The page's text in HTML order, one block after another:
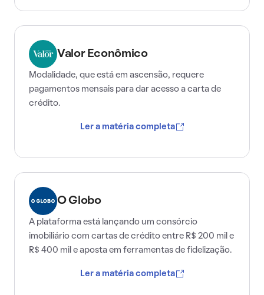
Valor Econômico
Modalidade, que está em ascensão, requere
pagamentos mensais para dar acesso a carta de
crédito.
Ler a matéria completa
O Globo
A plataforma está lançando um consórcio
imobiliário com cartas de crédito entre R$ 200 mil e
R$ 400 mil e aposta em ferramentas de fidelização.
Ler a matéria completa